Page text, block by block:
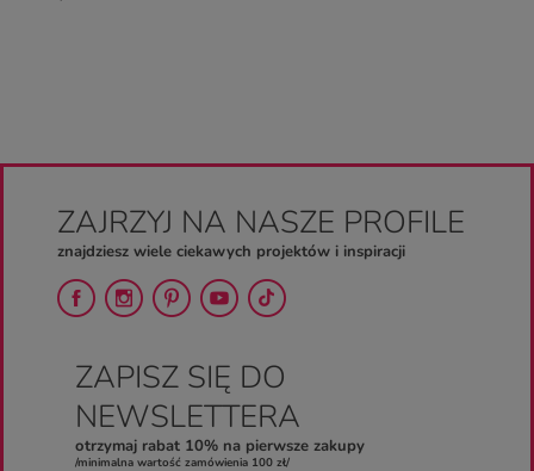
ZAJRZYJ NA NASZE PROFILE
znajdziesz wiele ciekawych projektów i inspiracji
ZAPISZ SIĘ DO
NEWSLETTERA
otrzymaj rabat 10% na pierwsze zakupy
/minimalna wartość zamówienia 100 zł/